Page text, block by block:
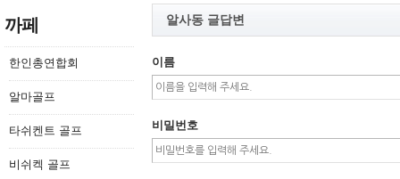
까페
한인총연합회
알마골프
타쉬켄트 골프
비쉬켁 골프
알사동 글답변
이름
비밀번호